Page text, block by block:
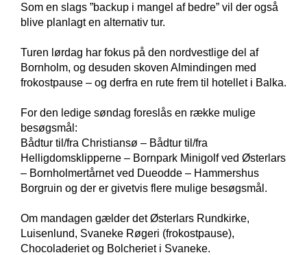
Som en slags ”backup i mangel af bedre” vil der også
blive planlagt en alternativ tur.
Turen lørdag har fokus på den nordvestlige del af
Bornholm, og desuden skoven Almindingen med
frokostpause – og derfra en rute frem til hotellet i Balka.
For den ledige søndag foreslås en række mulige
besøgsmål:
Bådtur til/fra Christiansø – Bådtur til/fra
Helligdomsklipperne – Bornpark Minigolf ved Østerlars
– Bornholmertårnet ved Dueodde – Hammershus
Borgruin og der er givetvis flere mulige besøgsmål.
Om mandagen gælder det Østerlars Rundkirke,
Luisenlund, Svaneke Røgeri (frokostpause),
Chocoladeriet og Bolcheriet i Svaneke.